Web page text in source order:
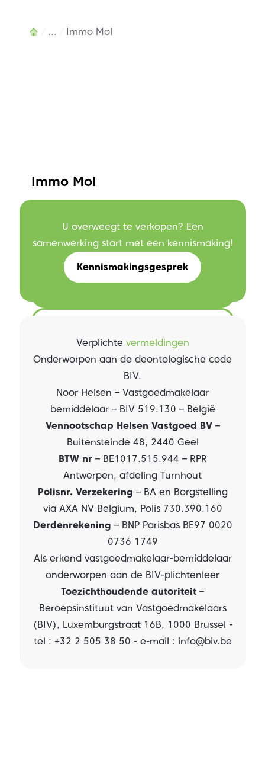
... Immo Mol
Immo Mol
T. +32 14 39 44 00
E.info@copandi.be
Unable to load widget
U overweegt te verkopen? Een
samenwerking start met een kennismaking!
Kennismakingsgesprek
Verplichte vermeldingen
Onderworpen aan de deontologische code
BIV.
Noor Helsen – Vastgoedmakelaar
bemiddelaar – BIV 519.130 – België
Vennootschap Helsen Vastgoed BV–
Buitensteinde 48, 2440 Geel
BTW nr– BE1017.515.944 – RPR
Antwerpen, afdeling Turnhout
Polisnr. Verzekering – BA en Borgstelling
via AXA NV Belgium, Polis 730.390.160
Derdenrekening – BNP Parisbas BE97 0020
0736 1749
Als erkend vastgoedmakelaar-bemiddelaar
onderworpen aan de BIV-plichtenleer
Toezichthoudende autoriteit –
Beroepsinstituut van Vastgoedmakelaars
(BIV), Luxemburgstraat 16B, 1000 Brussel -
tel : +32 2 505 38 50 - e-mail : info@biv.be